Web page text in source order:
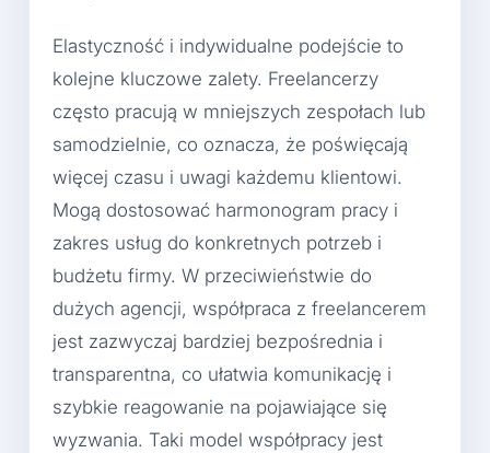
Elastyczność i indywidualne podejście to
kolejne kluczowe zalety. Freelancerzy
często pracują w mniejszych zespołach lub
samodzielnie, co oznacza, że poświęcają
więcej czasu i uwagi każdemu klientowi.
Mogą dostosować harmonogram pracy i
zakres usług do konkretnych potrzeb i
budżetu firmy. W przeciwieństwie do
dużych agencji, współpraca z freelancerem
jest zazwyczaj bardziej bezpośrednia i
transparentna, co ułatwia komunikację i
szybkie reagowanie na pojawiające się
wyzwania. Taki model współpracy jest